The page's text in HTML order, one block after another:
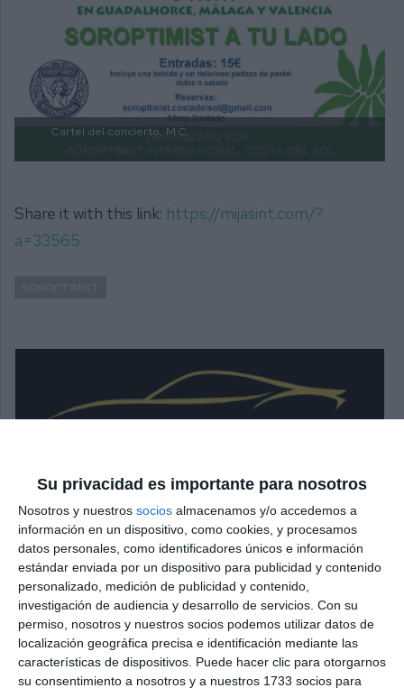
Su privacidad es importante para nosotros
Nosotros y nuestros socios almacenamos y/o accedemos a
información en un dispositivo, como cookies, y procesamos
datos personales, como identificadores únicos e información
estándar enviada por un dispositivo para publicidad y contenido
personalizado, medición de publicidad y contenido,
investigación de audiencia y desarrollo de servicios. Con su
permiso, nosotros y nuestros socios podemos utilizar datos de
localización geográfica precisa e identificación mediante las
características de dispositivos. Puede hacer clic para otorgarnos
su consentimiento a nosotros y a nuestros 1733 socios para
Cartel del concierto. M.C.
Share it with this link: https://mijasint.com/?
a=33565